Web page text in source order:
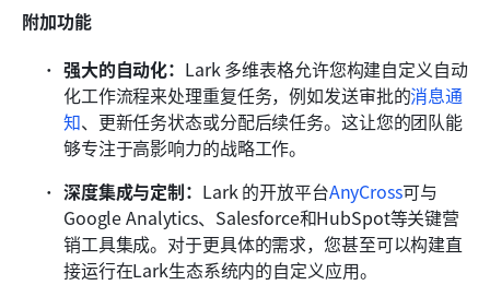
附加功能
强大的自动化： Lark 多维表格允许您构建自定义自动
化工作流程来处理重复任务，例如发送审批的消息通
知、更新任务状态或分配后续任务。这让您的团队能
够专注于高影响力的战略工作。
深度集成与定制： Lark 的开放平台AnyCross可与
Google Analytics、Salesforce和HubSpot等关键营
销工具集成。对于更具体的需求，您甚至可以构建直
接运行在Lark生态系统内的自定义应用。